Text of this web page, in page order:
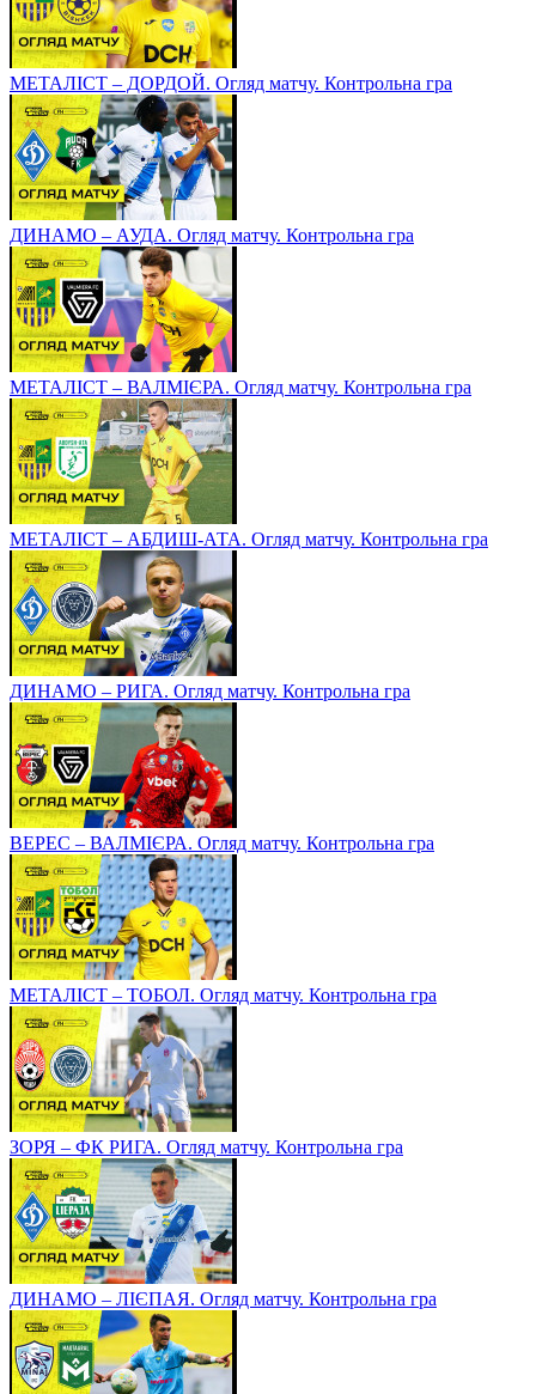
МЕТАЛІСТ – ДОРДОЙ. Огляд матчу. Контрольна гра
ДИНАМО – АУДА. Огляд матчу. Контрольна гра
МЕТАЛІСТ – ВАЛМІЄРА. Огляд матчу. Контрольна гра
МЕТАЛІСТ – АБДИШ-АТА. Огляд матчу. Контрольна гра
ДИНАМО – РИГА. Огляд матчу. Контрольна гра
ВЕРЕС – ВАЛМІЄРА. Огляд матчу. Контрольна гра
МЕТАЛІСТ – ТОБОЛ. Огляд матчу. Контрольна гра
ЗОРЯ – ФК РИГА. Огляд матчу. Контрольна гра
ДИНАМО – ЛІЄПАЯ. Огляд матчу. Контрольна гра